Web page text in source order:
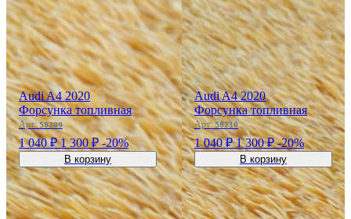
Audi A4 2020
Форсунка топливная
Арт:58209
1 040 ₽1 300 ₽-20%
В корзину
Audi A4 2020
Форсунка топливная
Арт:58210
1 040 ₽1 300 ₽-20%
В корзину